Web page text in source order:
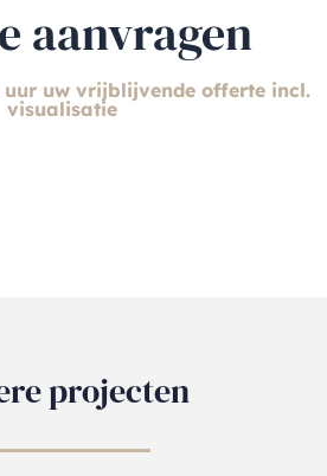
aanvragen
uw vrijblijvende offerte incl.
visualisatie
projecten